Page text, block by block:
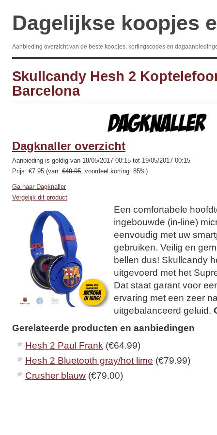
Dagelijkse koopjes
Aanbieding overzicht van de beste koopjes, kortingscodes en
Skullcandy Hesh 2
Barcelona
Dagknaller overzicht
Aanbieding is geldig van 18/05/2017 00:15 tot 19/05/2017 00:15
Prijs: €7.95 (van: €49.95, voordeel korting: 85%)
Ga naar Dagknaller
Vergelijk dit product
Een comfortabele
ingebouwde (in-line)
eenvoudig met uw
gebruiken. Veilig en
bellen dus! Skullcandy
uitgevoerd met het
Dat staat garant voor
ervaring met een zeer
uitgebalanceerd geluid.
Gerelateerde producten en aanbiedingen
Hesh 2 Paul Frank (€64.99)
Hesh 2 Bluetooth gray/hot lime (€79.99)
Crusher blauw (€79.00)